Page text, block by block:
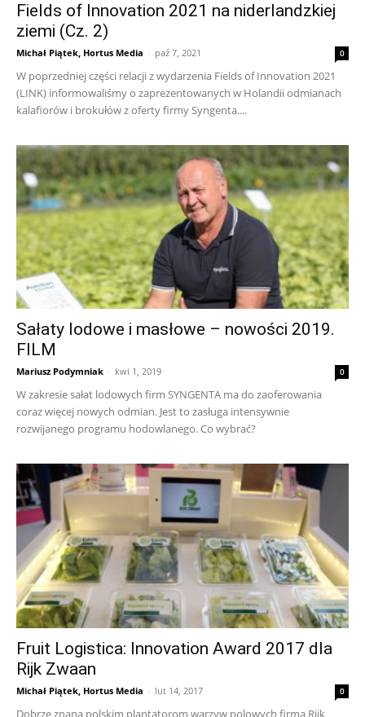
Fields of Innovation 2021 na niderlandzkiej
ziemi (Cz. 2)
Michał Piątek, Hortus Media - paź 7, 2021 0
W poprzedniej części relacji z wydarzenia Fields of Innovation 2021
(LINK) informowaliśmy o zaprezentowanych w Holandii odmianach
kalafiorów i brokułów z oferty firmy Syngenta....
Sałaty lodowe i masłowe – nowości 2019.
FILM
Mariusz Podymniak - kwi 1, 2019 0
W zakresie sałat lodowych firm SYNGENTA ma do zaoferowania
coraz więcej nowych odmian. Jest to zasługa intensywnie
rozwijanego programu hodowlanego. Co wybrać?
Fruit Logistica: Innovation Award 2017 dla
Rijk Zwaan
Michał Piątek, Hortus Media - lut 14, 2017 0
Dobrze znana polskim plantatorom warzyw polowych firma Rijk